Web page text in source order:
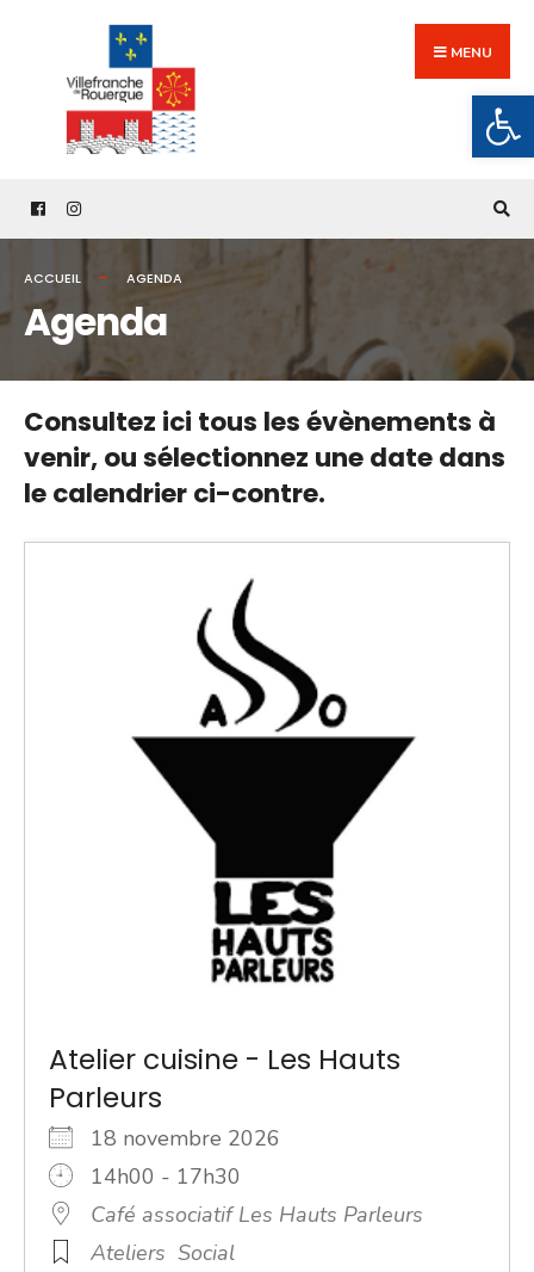
content
MENU
ACCUEIL AGENDA
Agenda
Consultez ici tous les évènements à
venir,ou sélectionnez une date dans
le calendrier ci-contre.
Atelier cuisine - Les Hauts
Parleurs
18 novembre 2026
14h00 - 17h30
Café associatif Les Hauts Parleurs
Ateliers Social